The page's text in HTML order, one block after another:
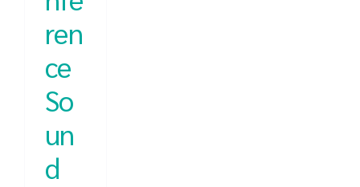
ren
ce
So
un
d